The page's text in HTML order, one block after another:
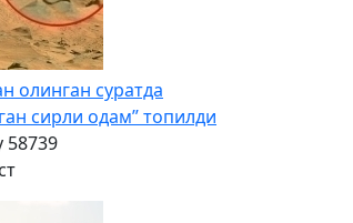
олинган суратда
сирли одам” топилди
58739